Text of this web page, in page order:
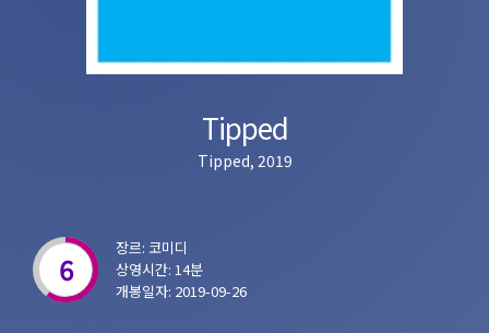
Tipped
Tipped, 2019
6
장르: 코미디
상영시간: 14분
개봉일자: 2019-09-26